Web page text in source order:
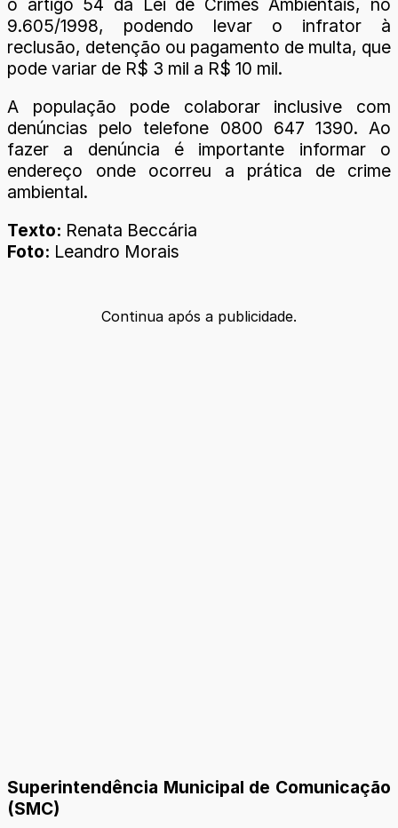
9.605/1998, podendo levar o infrator à
reclusão, detenção ou pagamento de multa, que
pode variar de R$ 3 mil a R$ 10 mil.
A população pode colaborar inclusive com
denúncias pelo telefone 0800 647 1390. Ao
fazer a denúncia é importante informar o
endereço onde ocorreu a prática de crime
ambiental.
Texto: Renata Beccária
Foto: Leandro Morais
Continua após a publicidade.
Superintendência Municipal de Comunicação
(SMC)